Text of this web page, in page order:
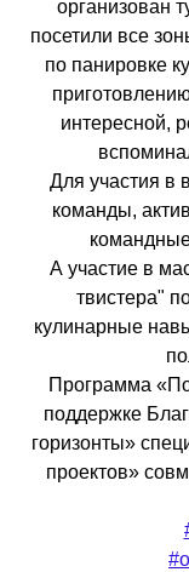
организован
посетили все
по панировке
интересной,
Для участия в
команды,
А участие в
твистера"
кулинарные
Программа
поддержке
горизонты»
проектов»